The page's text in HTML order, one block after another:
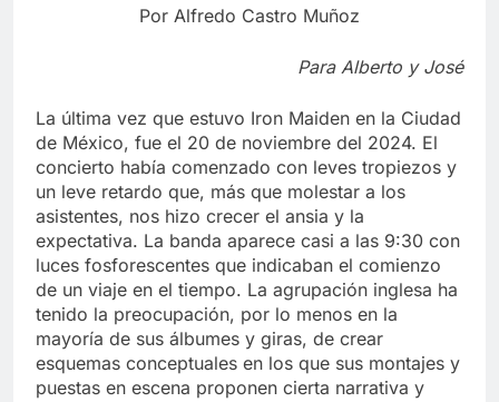
Por Alfredo Castro Muñoz
Para Alberto y José
La última vez que estuvo Iron Maiden en la Ciudad
de México, fue el 20 de noviembre del 2024. El
concierto había comenzado con leves tropiezos y
un leve retardo que, más que molestar a los
asistentes, nos hizo crecer el ansia y la
expectativa. La banda aparece casi a las 9:30 con
luces fosforescentes que indicaban el comienzo
de un viaje en el tiempo. La agrupación inglesa ha
tenido la preocupación, por lo menos en la
mayoría de sus álbumes y giras, de crear
esquemas conceptuales en los que sus montajes y
puestas en escena proponen cierta narrativa y